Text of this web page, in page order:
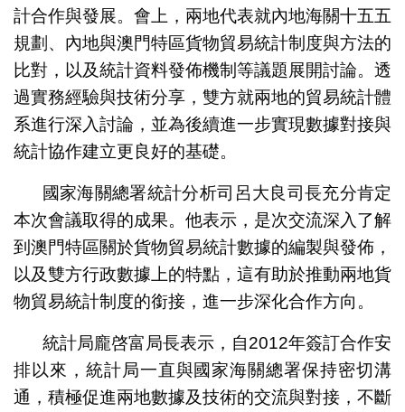
計合作與發展。會上，兩地代表就內地海關十五五
規劃、內地與澳門特區貨物貿易統計制度與方法的
比對，以及統計資料發佈機制等議題展開討論。透
過實務經驗與技術分享，雙方就兩地的貿易統計體
系進行深入討論，並為後續進一步實現數據對接與
統計協作建立更良好的基礎。
國家海關總署統計分析司呂大良司長充分肯定
本次會議取得的成果。他表示，是次交流深入了解
到澳門特區關於貨物貿易統計數據的編製與發佈，
以及雙方行政數據上的特點，這有助於推動兩地貨
物貿易統計制度的銜接，進一步深化合作方向。
統計局龐啓富局長表示，自2012年簽訂合作安
排以來，統計局一直與國家海關總署保持密切溝
通，積極促進兩地數據及技術的交流與對接，不斷